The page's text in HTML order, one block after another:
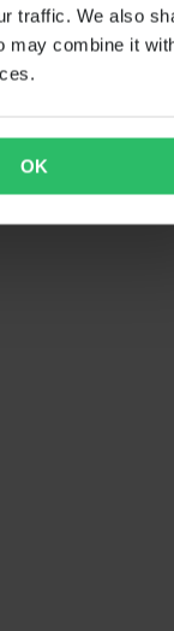
traffic. We also
may combine it
OK